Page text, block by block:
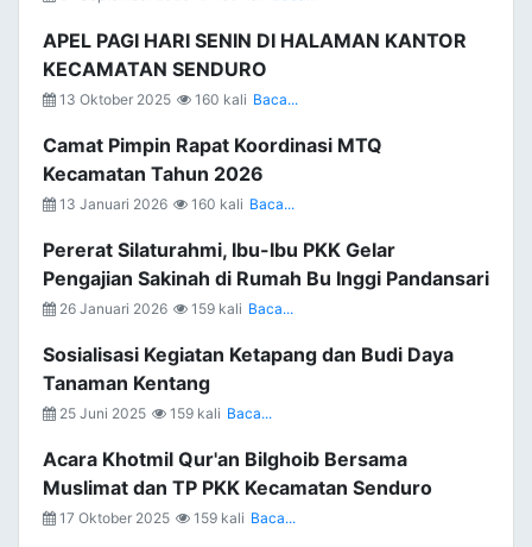
APEL PAGI HARI SENIN DI HALAMAN KANTOR
KECAMATAN SENDURO
13 Oktober 2025 160 kali Baca...
Camat Pimpin Rapat Koordinasi MTQ
Kecamatan Tahun 2026
13 Januari 2026 160 kali Baca...
Pererat Silaturahmi, Ibu-Ibu PKK Gelar
Pengajian Sakinah di Rumah Bu Inggi Pandansari
26 Januari 2026 159 kali Baca...
Sosialisasi Kegiatan Ketapang dan Budi Daya
Tanaman Kentang
25 Juni 2025 159 kali Baca...
Acara Khotmil Qur'an Bilghoib Bersama
Muslimat dan TP PKK Kecamatan Senduro
17 Oktober 2025 159 kali Baca...